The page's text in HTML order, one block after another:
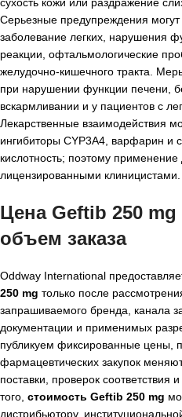
Серьезные предупреждения
заболевание легких, нарушения
реакции, офтальмологические
желудочно-кишечного тракта.
при нарушении функции печени,
вскармливании и у пациентов с
Лекарственные взаимодействия
ингибиторы CYP3A4, варфарин и
кислотность; поэтому
лицензированными клиницистами.
Цена Geftib 250
объем заказа
Oddway International
250 mg только после
запрашиваемого бренда, канала
документации и применимых
публикуем фиксированные цены,
фармацевтических закупок
поставки, проверок соответствия
того, стоимость Geftib 250 mg
дистрибьютору,